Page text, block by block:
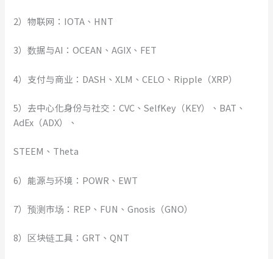
2）物联网：IOTA、HNT
3）数据与AI：OCEAN、AGIX、FET
4）支付与商业：DASH、XLM、CELO、Ripple（XRP）
5）去中心化身份与社交：CVC、SelfKey（KEY）、BAT、
AdEx（ADX）、
STEEM、Theta
6）能源与环境：POWR、EWT
7）预测市场：REP、FUN、Gnosis（GNO）
8）区块链工具：GRT、QNT